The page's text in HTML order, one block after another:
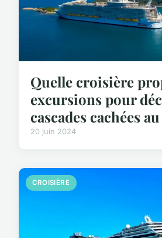
Quelle croisière
excursions pour
cascades cachées
20 juin 2024
CROISIÈRE